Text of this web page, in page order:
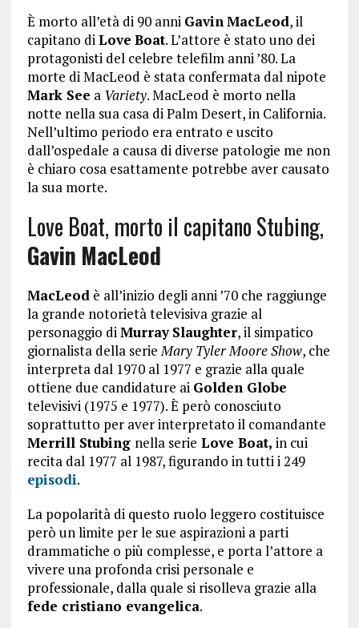
È morto all’età di 90 anni GavinMacLeod, il
capitano diLove Boat. L’attore è stato uno dei
protagonisti del celebre telefilm anni ’80. La
morte di MacLeod è stata confermata dal nipote
Mark See a Variety. MacLeod è morto nella
notte nella sua casa di Palm Desert, in California.
Nell’ultimo periodo era entrato e uscito
dall’ospedale a causa di diverse patologie me non
è chiaro cosa esattamente potrebbe aver causato
la sua morte.
Love Boat, morto il capitano Stubing,
Gavin MacLeod
MacLeodè all’inizio degli anni ’70 che raggiunge
la grande notorietà televisiva grazie al
personaggio diMurray Slaughter, il simpatico
giornalista della serieMary Tyler Moore Show, che
interpreta dal 1970 al 1977 e grazie alla quale
ottiene due candidature ai Golden Globe
televisivi (1975 e 1977). È però conosciuto
soprattutto per aver interpretato il comandante
Merrill Stubing nella serie Love Boat, in cui
recita dal 1977 al 1987, figurando in tutti i 249
episodi.
La popolarità di questo ruolo leggero costituisce
però un limite per le sue aspirazioni a parti
drammatiche o più complesse, e porta l’attore a
vivere una profonda crisi personale e
professionale, dalla quale si risolleva grazie alla
fede cristiano evangelica.